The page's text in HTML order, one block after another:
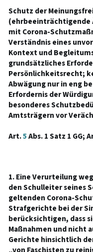
Schutz der
(ehrbeeinträchtigende
mit Corona-
Verständnis eines
Kontext und
grundsätzliches
Persönlichkeitsrecht;
Abwägung nur in eng
Erfordernis der
besonderes
Amtsträgern vor
Art.5Abs. 1 Satz 1 GG;
1. Eine Verurteilung
den Schulleiter seines
geltenden Corona-
Strafgerichte bei der
berücksichtigen, dass
Maßnahmen und nicht
Gerichte hinsichtlich